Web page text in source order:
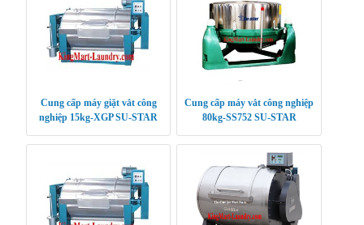
Cung cấp máy giặt vắt công
nghiệp 15kg-XGP SU-STAR
Cung cấp máy vắt công nghiệp
80kg-SS752 SU-STAR